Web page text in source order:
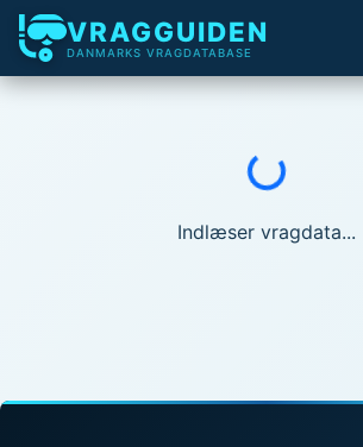
VRAGGUIDEN
DANMARKS VRAGDATABASE
Indlæser...
Indlæser vragdata...